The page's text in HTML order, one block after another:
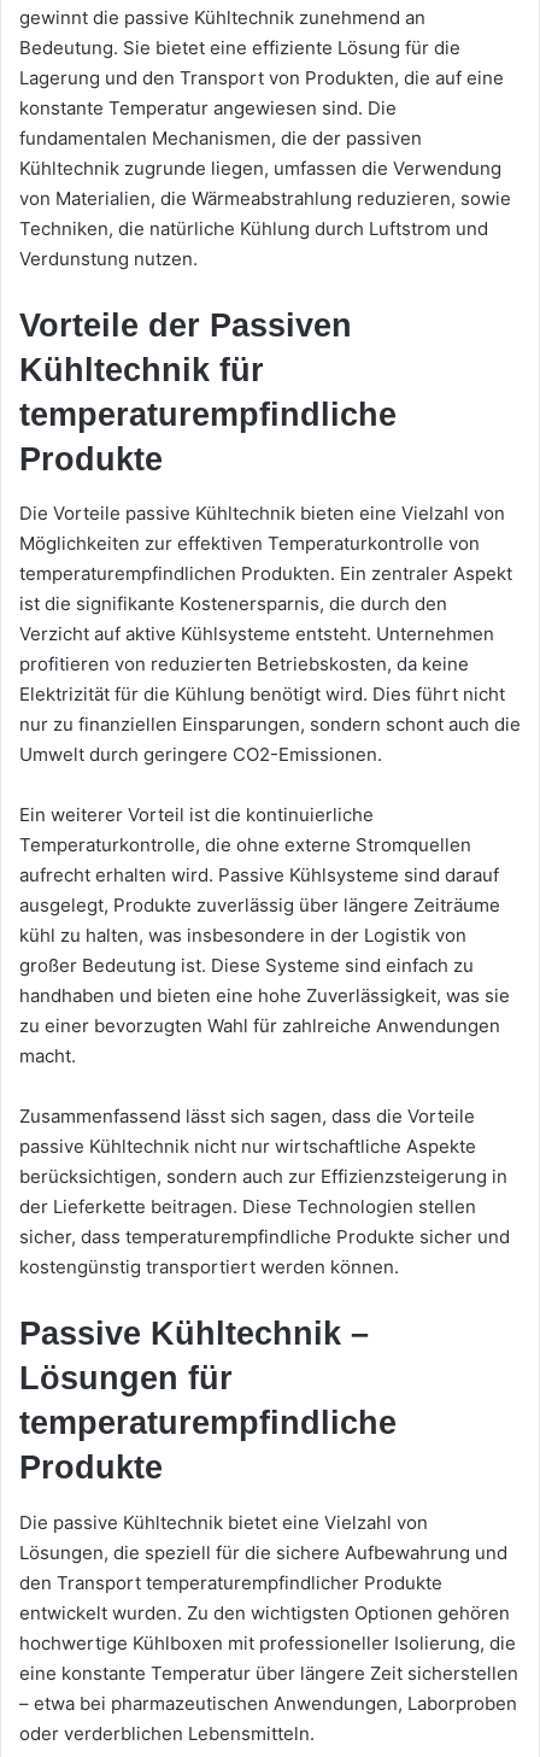
gewinnt die passive Kühltechnik zunehmend an
Bedeutung. Sie bietet eine effiziente Lösung für die
Lagerung und den Transport von Produkten, die auf eine
konstante Temperatur angewiesen sind. Die
fundamentalen Mechanismen, die der passiven
Kühltechnik zugrunde liegen, umfassen die Verwendung
von Materialien, die Wärmeabstrahlung reduzieren, sowie
Techniken, die natürliche Kühlung durch Luftstrom und
Verdunstung nutzen.
Vorteile der Passiven
Kühltechnik für
temperaturempfindliche
Produkte
Die Vorteile passive Kühltechnik bieten eine Vielzahl von
Möglichkeiten zur effektiven Temperaturkontrolle von
temperaturempfindlichen Produkten. Ein zentraler Aspekt
ist die signifikante Kostenersparnis, die durch den
Verzicht auf aktive Kühlsysteme entsteht. Unternehmen
profitieren von reduzierten Betriebskosten, da keine
Elektrizität für die Kühlung benötigt wird. Dies führt nicht
nur zu finanziellen Einsparungen, sondern schont auch die
Umwelt durch geringere CO2-Emissionen.
Ein weiterer Vorteil ist die kontinuierliche
Temperaturkontrolle, die ohne externe Stromquellen
aufrecht erhalten wird. Passive Kühlsysteme sind darauf
ausgelegt, Produkte zuverlässig über längere Zeiträume
kühl zu halten, was insbesondere in der Logistik von
großer Bedeutung ist. Diese Systeme sind einfach zu
handhaben und bieten eine hohe Zuverlässigkeit, was sie
zu einer bevorzugten Wahl für zahlreiche Anwendungen
macht.
Zusammenfassend lässt sich sagen, dass die Vorteile
passive Kühltechnik nicht nur wirtschaftliche Aspekte
berücksichtigen, sondern auch zur Effizienzsteigerung in
der Lieferkette beitragen. Diese Technologien stellen
sicher, dass temperaturempfindliche Produkte sicher und
kostengünstig transportiert werden können.
Passive Kühltechnik –
Lösungen für
temperaturempfindliche
Produkte
Die passive Kühltechnik bietet eine Vielzahl von
Lösungen, die speziell für die sichere Aufbewahrung und
den Transport temperaturempfindlicher Produkte
entwickelt wurden. Zu den wichtigsten Optionen gehören
hochwertige Kühlboxen mit professioneller Isolierung, die
eine konstante Temperatur über längere Zeit sicherstellen
– etwa bei pharmazeutischen Anwendungen, Laborproben
oder verderblichen Lebensmitteln.